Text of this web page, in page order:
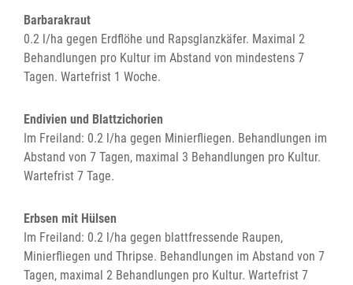
Barbarakraut
0.2 l/ha gegen Erdflöhe und Rapsglanzkäfer. Maximal 2
Behandlungen pro Kultur im Abstand von mindestens 7
Tagen. Wartefrist 1 Woche.
Endivien und Blattzichorien
Im Freiland: 0.2 l/ha gegen Minierfliegen. Behandlungen im
Abstand von 7 Tagen, maximal 3 Behandlungen pro Kultur.
Wartefrist 7 Tage.
Erbsen mit Hülsen
Im Freiland: 0.2 l/ha gegen blattfressende Raupen,
Minierfliegen und Thripse. Behandlungen im Abstand von 7
Tagen, maximal 2 Behandlungen pro Kultur. Wartefrist 7